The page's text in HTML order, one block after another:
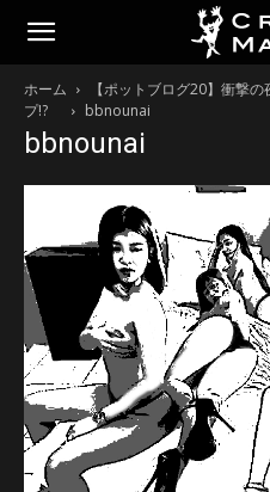
ホーム
【ポットブログ20】衝撃
プ!?
bbnounai
bbnounai